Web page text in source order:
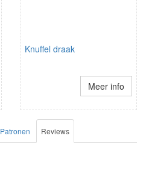
Knuffel draak
Meer info
Patronen Reviews